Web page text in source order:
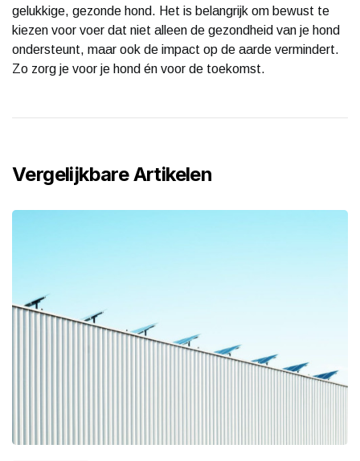
gelukkige, gezonde hond. Het is belangrijk om bewust te
kiezen voor voer dat niet alleen de gezondheid van je hond
ondersteunt, maar ook de impact op de aarde vermindert.
Zo zorg je voor je hond én voor de toekomst.
Vergelijkbare Artikelen